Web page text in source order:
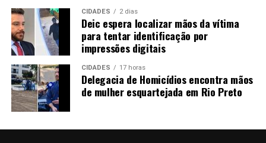
CIDADES 2 dias
Deic espera localizar mãos da vítima
para tentar identificação por
impressões digitais
CIDADES 17 horas
Delegacia de Homicídios encontra mãos
de mulher esquartejada em Rio Preto